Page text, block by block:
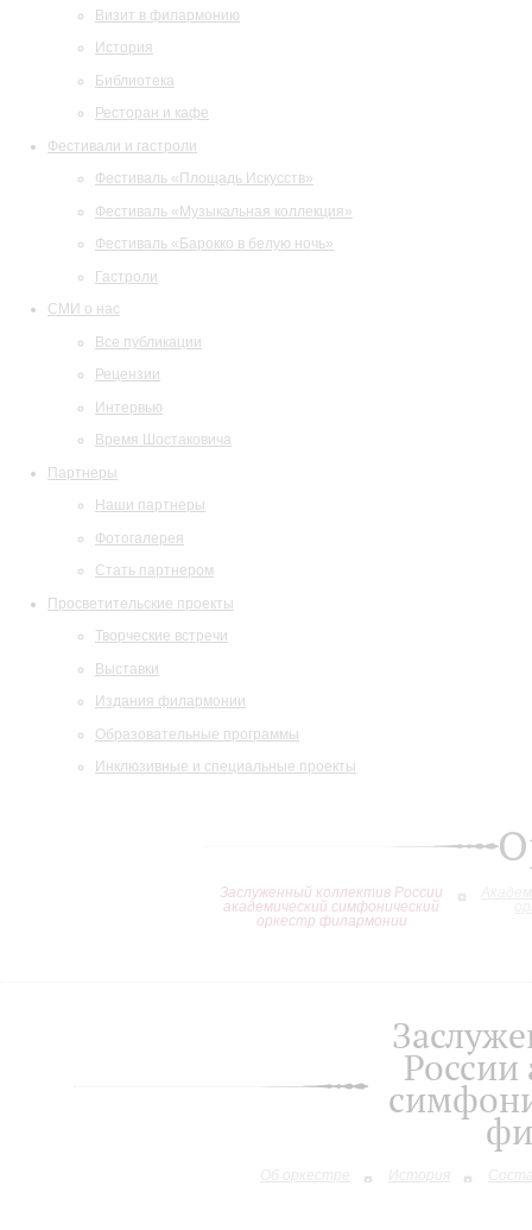
Визит в филармонию
История
Библиотека
Ресторан и кафе
Фестивали и гастроли
Фестиваль «Площадь Искусств»
Фестиваль «Музыкальная коллекция»
Фестиваль «Барокко в белую ночь»
Гастроли
СМИ о нас
Все публикации
Рецензии
Интервью
Время Шостаковича
Партнеры
Наши партнеры
Фотогалерея
Стать партнером
Просветительские проекты
Творческие встречи
Выставки
Издания филармонии
Образовательные программы
Инклюзивные и специальные проекты
Заслуженный коллектив России
академический симфонический
оркестр филармонии
Об оркестре История